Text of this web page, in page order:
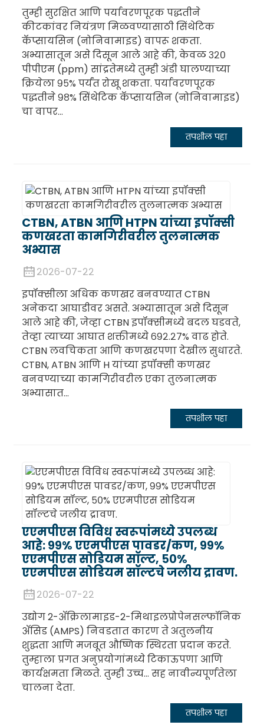
तुम्ही सुरक्षित आणि पर्यावरणपूरक पद्धतीने
कीटकांवर नियंत्रण मिळवण्यासाठी सिंथेटिक
कॅप्सायसिन (नोनिवामाइड) वापरू शकता.
अभ्यासातून असे दिसून आले आहे की, केवळ ३२०
पीपीएम (ppm) सांद्रतेमध्ये तुम्ही अंडी घालण्याच्या
क्रियेला ९५% पर्यंत रोखू शकता. पर्यावरणपूरक
पद्धतीने ९८% सिंथेटिक कॅप्सायसिन (नोनिवामाइड)
चा वापर...
तपशील पहा
CTBN, ATBN आणि HTPN यांच्या इपॉक्सी
कणखरता कामगिरीवरील तुलनात्मक
अभ्यास
२०२६-०७-२२
इपॉक्सीला अधिक कणखर बनवण्यात CTBN
अनेकदा आघाडीवर असते. अभ्यासातून असे दिसून
आले आहे की, जेव्हा CTBN इपॉक्सीमध्ये बदल घडवते,
तेव्हा त्याच्या आघात शक्तीमध्ये ६९२.२७% वाढ होते.
CTBN लवचिकता आणि कणखरपणा देखील सुधारते.
CTBN, ATBN आणि H यांच्या इपॉक्सी कणखर
बनवण्याच्या कामगिरीवरील एका तुलनात्मक
अभ्यासात...
तपशील पहा
एएमपीएस विविध स्वरूपांमध्ये उपलब्ध
आहे: ९९% एएमपीएस पावडर/कण, ९९%
एएमपीएस सोडियम सॉल्ट, ५०%
एएमपीएस सोडियम सॉल्टचे जलीय द्रावण.
२०२६-०७-२२
उद्योग 2-ॲक्रिलामाइड-2-मिथाइलप्रोपेनसल्फॉनिक
ॲसिड (AMPS) निवडतात कारण ते अतुलनीय
शुद्धता आणि मजबूत औष्णिक स्थिरता प्रदान करते.
तुम्हाला प्रगत अनुप्रयोगांमध्ये टिकाऊपणा आणि
कार्यक्षमता मिळते. तुम्ही उच्च... सह नावीन्यपूर्णतेला
चालना देता.
तपशील पहा